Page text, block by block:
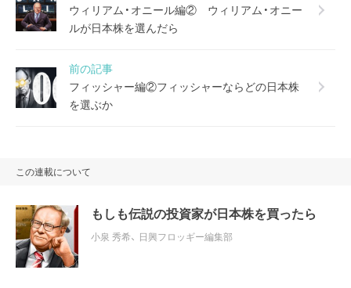
ウィリアム・オニール編② ウィリアム・オニー
ルが日本株を選んだら
前の記事
フィッシャー編②フィッシャーならどの日本株
を選ぶか
この連載について
もしも伝説の投資家が日本株を買ったら
小泉 秀希、 日興フロッギー編集部